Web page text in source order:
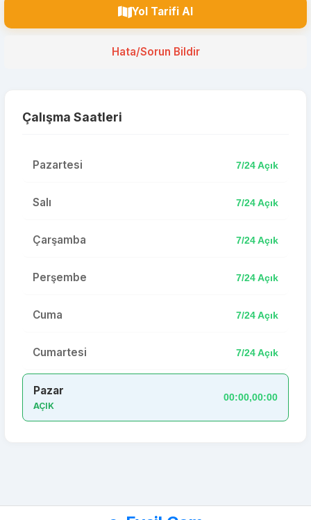
Yol Tarifi Al
Hata/Sorun Bildir
Çalışma Saatleri
Pazartesi 7/24 Açık
Salı 7/24 Açık
Çarşamba 7/24 Açık
Perşembe 7/24 Açık
Cuma 7/24 Açık
Cumartesi 7/24 Açık
Pazar
AÇIK
00:00,00:00